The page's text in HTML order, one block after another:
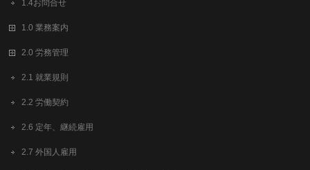
1.4お問合せ
1.0 業務案内
2.0 労務管理
2.1 就業規則
2.2 労働契約
2.6 定年、継続雇用
2.7 外国人雇用